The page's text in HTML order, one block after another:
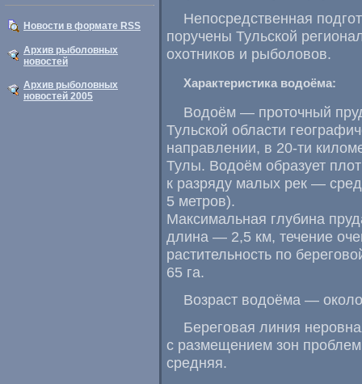
Новости в формате RSS
Архив рыболовных
новостей
Архив рыболовных
новостей 2005
Непосредственная
поручены Тульской
охотников и рыболовов.
Характеристика водоёма:
Водоём — проточный
Тульской области
направлении, в 20-ти
Тулы. Водоём образует
к разряду малых рек —
5 метров).
Максимальная глубина
длина — 2,5 км, течение
растительность по
65 га.
Возраст водоёма —
Береговая линия
с размещением зон
средняя.